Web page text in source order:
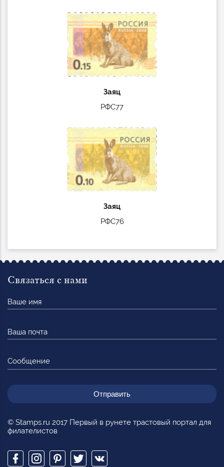
Заяц
РФС77
Заяц
РФС76
© Stamps.ru 2017 Первый в рунете трастовый портал для
филателистов
Связаться с нами
имя
почта
Сообщение